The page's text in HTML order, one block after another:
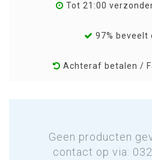
Tot 21:00
97% beveelt
Achteraf betalen /
Geen producten
contact op via: